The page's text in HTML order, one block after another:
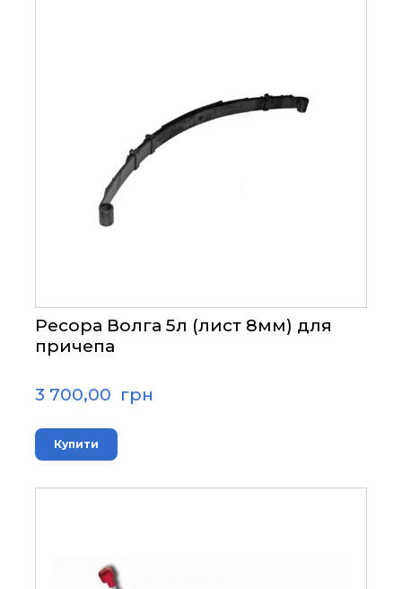
Ресора Волга 5л (лист 8мм) для
причепа
3 700,00  грн
Купити